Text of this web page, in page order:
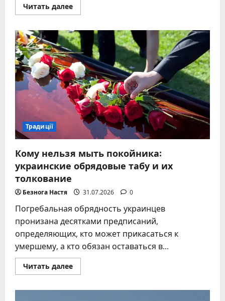
Читать далееПрочитать
больше
делают
на
Андрея
традиции
гадания
калита
обряды
Традиції
Кому нельзя мыть покойника:
украинские обрядовые табу и их
толкование
Безнога Настя 31.07.2026 0
Погребальная обрядность украинцев
пронизана десятками предписаний,
определяющих, кто может прикасаться к
умершему, а кто обязан оставаться в...
Читать далееПрочитать
больше